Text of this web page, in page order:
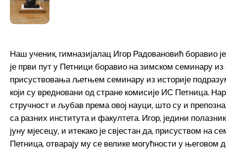
Наш ученик, гимназијалац Игор Радовановић боравио
је први пут у Петници боравио на зимском семинару
присуствовања љетњем семинару из историје
који су вредновани од стране комисије ИС Петница.
стручност и љубав према овој науци, што су и
са разних института и факултета. Игор, једини
јуну мјесецу, и итекако је свјестан да, присуством
Петница, отварају му се велике могућности у